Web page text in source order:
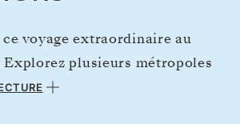
ce voyage extraordinaire au
Explorez plusieurs métropoles
notamment Singapour, Hô-Chi-